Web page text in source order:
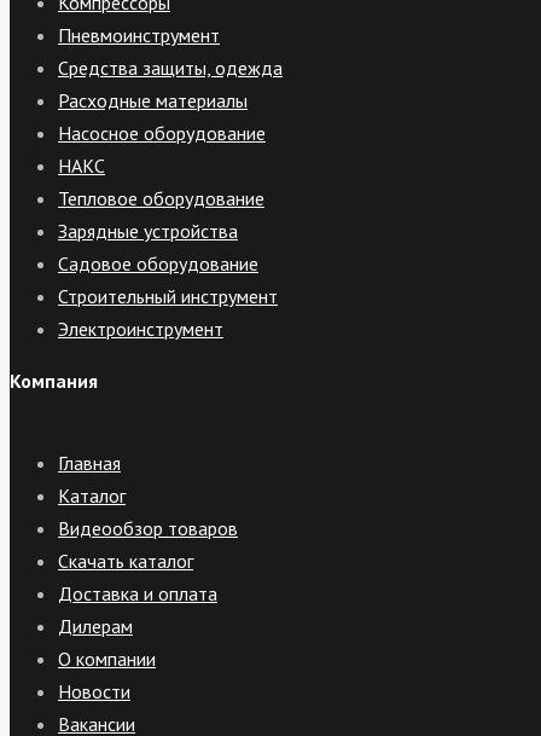
Пневмоинструмент
Средства защиты, одежда
Расходные материалы
Насосное оборудование
НАКС
Тепловое оборудование
Зарядные устройства
Садовое оборудование
Строительный инструмент
Электроинструмент
Компания
Главная
Каталог
Видеообзор товаров
Скачать каталог
Доставка и оплата
Дилерам
О компании
Новости
Вакансии